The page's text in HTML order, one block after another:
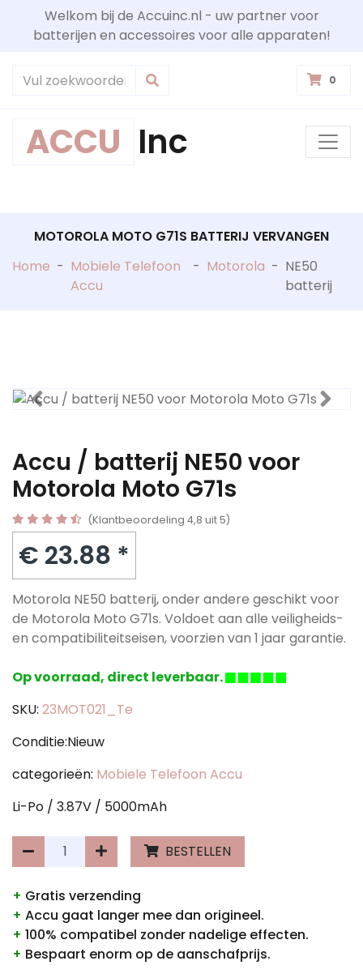
Welkom bij de Accuinc.nl - uw partner voor
batterijen en accessoires voor alle apparaten!
0
ACCU Inc
MOTOROLA MOTO G71S BATTERIJ VERVANGEN
Home - Mobiele Telefoon
Accu
- Motorola - NE50
batterij
Accu / batterij NE50 voor
Motorola Moto G71s
(Klantbeoordeling 4,8 uit 5)
€ 23.88 *
Motorola NE50 batterij, onder andere geschikt voor
de Motorola Moto G71s. Voldoet aan alle veiligheids-
en compatibiliteitseisen, voorzien van 1 jaar garantie.
Op voorraad, direct leverbaar.
SKU: 23MOT021_Te
Conditie:Nieuw
categorieën: Mobiele Telefoon Accu
Li-Po / 3.87V / 5000mAh
BESTELLEN
+ Gratis verzending
+ Accu gaat langer mee dan origineel.
+ 100% compatibel zonder nadelige effecten.
+ Bespaart enorm op de aanschafprijs.